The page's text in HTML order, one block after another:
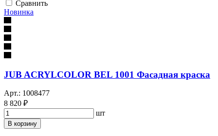
Сравнить
Новинка
JUB ACRYLCOLOR BEL 1001 Фасадная краска
Арт.: 1008477
8 820 ₽
шт
В корзину